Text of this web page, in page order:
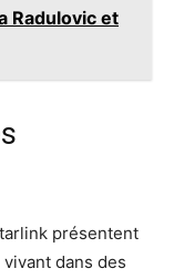
Radulovic et
présentent
dans des